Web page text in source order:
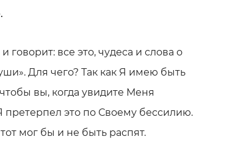
говорит: все это, чудеса и слова о
Для чего? Так как Я имею быть
вы, когда увидите Меня
претерпел это по Своему бессилию.
мог бы и не быть распят.